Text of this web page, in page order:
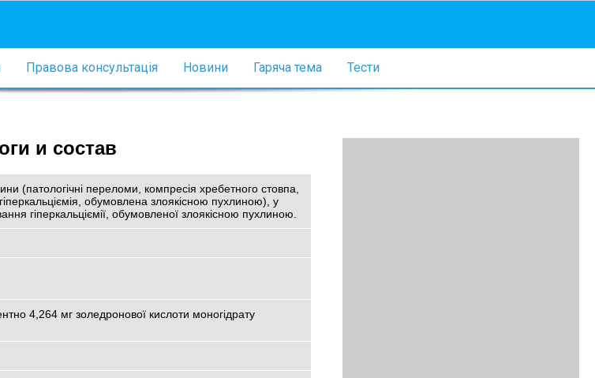
Правова консультація Новини Гаряча тема Тести
и состав
(патологічні переломи, компресія хребетного стовпа,
обумовлена злоякісною пухлиною), у
гіперкальціємії, обумовленої злоякісною пухлиною.
4,264 мг золедронової кислоти моногідрату